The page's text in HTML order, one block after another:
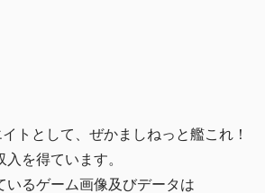
トとして、ぜかましねっと艦これ！
を得ています。
いるゲーム画像及びデータは